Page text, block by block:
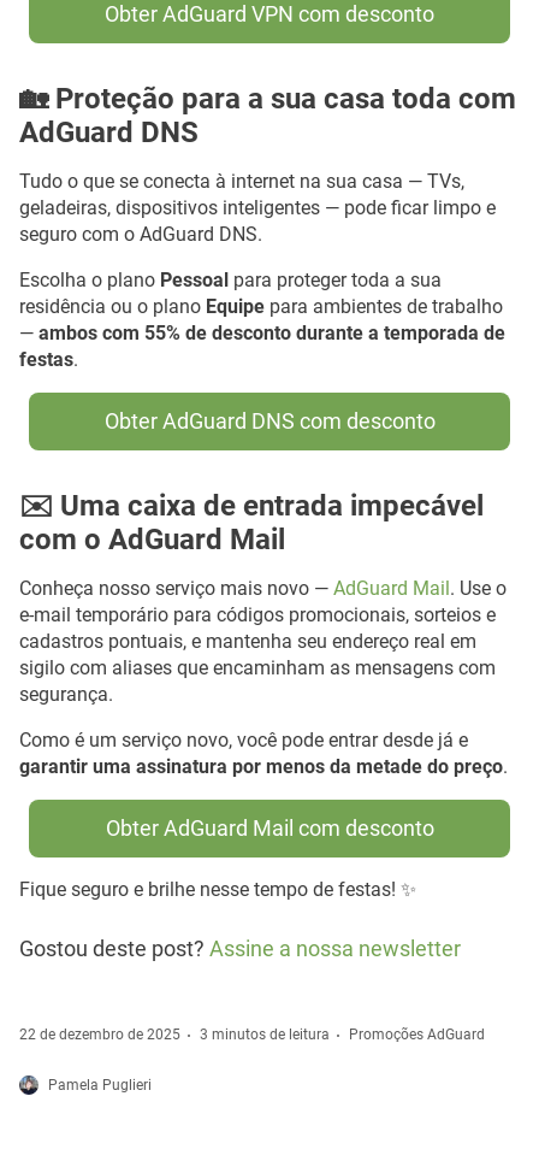
Obter AdGuard VPN com desconto
🏡 Proteção para a sua casa toda com
AdGuard DNS
Tudo o que se conecta à internet na sua casa — TVs,
geladeiras, dispositivos inteligentes — pode ficar limpo e
seguro com o AdGuard DNS.
Escolha o plano Pessoal para proteger toda a sua
residência ou o plano Equipe para ambientes de trabalho
— ambos com 55% de desconto durante a temporada de
festas.
Obter AdGuard DNS com desconto
✉️ Uma caixa de entrada impecável
com o AdGuard Mail
Conheça nosso serviço mais novo — AdGuard Mail. Use o
e-mail temporário para códigos promocionais, sorteios e
cadastros pontuais, e mantenha seu endereço real em
sigilo com aliases que encaminham as mensagens com
segurança.
Como é um serviço novo, você pode entrar desde já e
garantir uma assinatura por menos da metade do preço.
Obter AdGuard Mail com desconto
Fique seguro e brilhe nesse tempo de festas! ✨
Gostou deste post? Assine a nossa newsletter
22 de dezembro de 2025 3 minutos de leitura Promoções AdGuard
Pamela Puglieri